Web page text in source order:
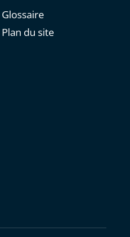
Glossaire
Plan du site